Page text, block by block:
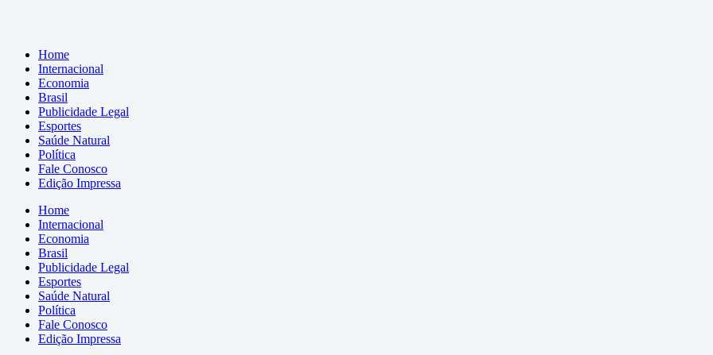
Home
Internacional
Economia
Brasil
Publicidade Legal
Esportes
Saúde Natural
Política
Fale Conosco
Edição Impressa
Home
Internacional
Economia
Brasil
Publicidade Legal
Esportes
Saúde Natural
Política
Fale Conosco
Edição Impressa